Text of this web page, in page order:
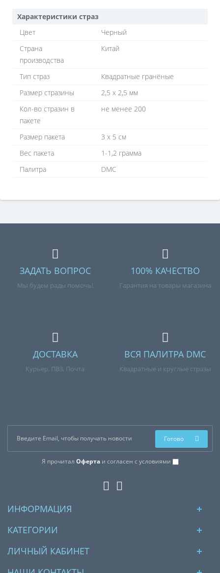
Характеристики страз
Цвет
Черный
Страна
производства
Китай
Тип страз
Квадратные гранёные
Размер стразины
2,5 х 2,5 мм
Кол-во стразин в
пакете
не менее 200
Размер пакета
3 х 5 см
Вес пакета
1-1,2 грамма
Палитра
DMC
ЗАДАТЬ ВОПРОС
Мы будем рады помочь!
100% КАЧЕСТВО
Гарантия на товары магазина
ДОСТАВКА
Курьер, ПВЗ, Почта
ВСЯ ПАЛИТРА DMC
Квадратные и круглые стразы
Я прочитал Офертаи согласен с условиями
Готово
ИНФОРМАЦИЯ
КАТЕГОРИИ
ЛИЧНЫЙ КАБИНЕТ